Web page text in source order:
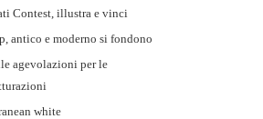
Contest, illustra e vinci
antico e moderno si fondono
agevolazioni per le
white